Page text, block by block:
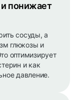
и понижает
сосуды, а
глюкозы и
оптимизирует
и как
давление.